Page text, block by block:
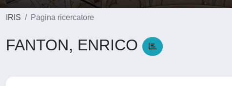
IRIS Pagina ricercatore
FANTON, ENRICO